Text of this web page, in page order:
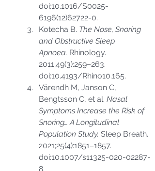
doi:10.1016/S0025-
6196(12)62722-0.
Kotecha B. The Nose, Snoring
and Obstructive Sleep
Apnoea. Rhinology.
2011;49(3):259–263.
doi:10.4193/Rhino10.165.
Värendh M, Janson C,
Bengtsson C, et al. Nasal
Symptoms Increase the Risk of
Snoring… A Longitudinal
Population Study. Sleep Breath.
2021;25(4):1851–1857.
doi:10.1007/s11325-020-02287-
8.